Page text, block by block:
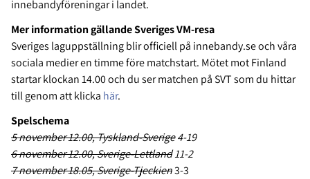
innebandyföreningar i landet.
Mer information gällande Sveriges VM-resa
Sveriges laguppställning blir officiell på innebandy.se och våra
sociala medier en timme före matchstart. Mötet mot Finland
startar klockan 14.00 och du ser matchen på SVT som du hittar
till genom att klicka här.
Spelschema
5 november 12.00, Tyskland-Sverige4-19
6 november 12.00, Sverige-Lettland11-2
7 november 18.05, Sverige-Tjeckien3-3